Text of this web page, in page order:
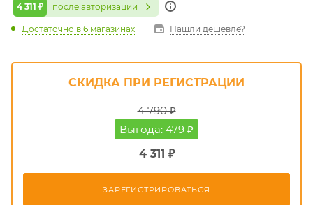
4 311 ₽ после авторизации
Достаточно в 6 магазинах Нашли дешевле?
СКИДКА ПРИ РЕГИСТРАЦИИ
4 790 ₽
Выгода: 479 ₽
4 311 ₽
ЗАРЕГИСТРИРОВАТЬСЯ